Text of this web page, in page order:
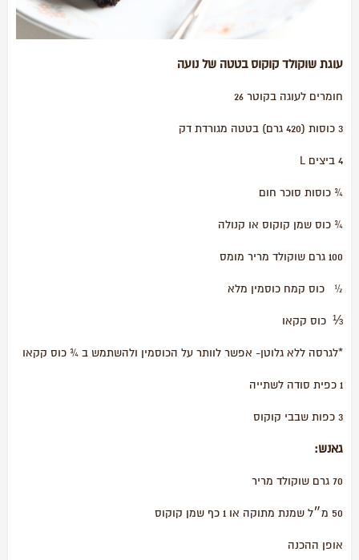
עוגת שוקולד קוקוס בטטה של נועה
חומרים לעוגה בקוטר 26
3 כוסות (420 גרם) בטטה מגורדת דק
4 ביצים L
¾ כוסות סוכר חום
¾ כוס שמן קוקוס או קנולה
100 גרם שוקולד מריר מומס
½ כוס קמח כוסמין מלא
⅓ כוס קקאו
*לגרסה ללא גלוטן- אפשר לוותר על הכוסמין ולהשתמש ב ¾ כוס קקאו
1 כפית סודה לשתייה
3 כפות שבבי קוקוס
גאנש:
70 גרם שוקולד מריר
50 מ״ל שמנת מתוקה או 1 כף שמן קוקוס
אופן ההכנה